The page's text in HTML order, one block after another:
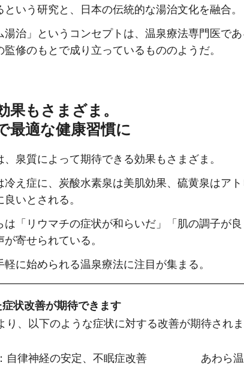
いう研究と、日本の伝統的な湯治文化を融合。
湯治」というコンセプトは、温泉療法専門医で
修のもとで成り立っているもののようだ。
果もさまざま。
最適な健康習慣に
泉質によって期待できる効果もさまざま。
冷え症に、炭酸水素泉は美肌効果、硫黄泉はアト
いとされる。
は「リウマチの症状が和らいだ」「肌の調子が良
寄せられている。
軽に始められる温泉療法に注目が集まる。
状改善が期待できます
り、以下のような症状に対する改善が期待されま
自律神経の安定、不眠症改善　　　　　あわら温